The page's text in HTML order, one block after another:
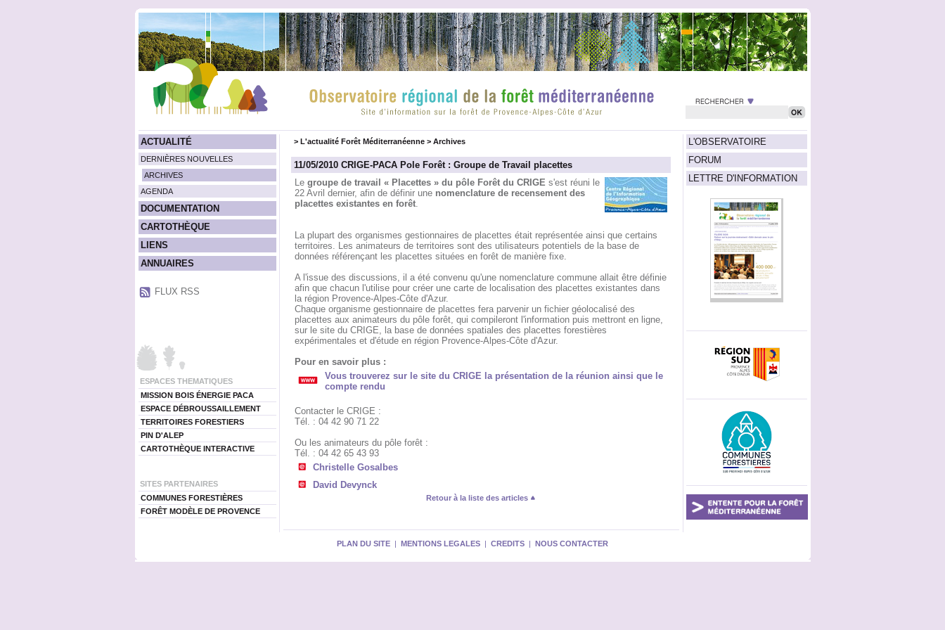
ACTUALITÉ
DERNIÈRES NOUVELLES
ARCHIVES
AGENDA
DOCUMENTATION
CARTOTHÈQUE
LIENS
ANNUAIRES
FLUX RSS
ESPACES THEMATIQUES
MISSION BOIS ÉNERGIE PACA
ESPACE DÉBROUSSAILLEMENT
TERRITOIRES FORESTIERS
PIN D'ALEP
CARTOTHÈQUE INTERACTIVE
SITES PARTENAIRES
COMMUNES FORESTIÈRES
FORÊT MODÈLE DE PROVENCE
L'OBSERVATOIRE
FORUM
LETTRE D'INFORMATION
> L'actualité Forêt Méditerranéenne> Archives
11/05/2010 CRIGE-PACA Pole Forêt : Groupe de Travail placettes
Le groupe de travail « Placettes » du pôle Forêt du CRIGE s'est réuni le
22 Avril dernier, afin de définir une nomenclature de recensement des
placettes existantes en forêt.
La plupart des organismes gestionnaires de placettes était représentée ainsi que certains
territoires. Les animateurs de territoires sont des utilisateurs potentiels de la base de
données référençant les placettes situées en forêt de manière fixe.
A l'issue des discussions, il a été convenu qu'une nomenclature commune allait être définie
afin que chacun l'utilise pour créer une carte de localisation des placettes existantes dans
la région Provence-Alpes-Côte d'Azur.
Chaque organisme gestionnaire de placettes fera parvenir un fichier géolocalisé des
placettes aux animateurs du pôle forêt, qui compileront l'information puis mettront en ligne,
sur le site du CRIGE, la base de données spatiales des placettes forestières
expérimentales et d'étude en région Provence-Alpes-Côte d'Azur.
Pour en savoir plus :
Vous trouverez sur le site du CRIGE la présentation de la réunion ainsi que le
compte rendu
Contacter le CRIGE :
Tél. : 04 42 90 71 22
Ou les animateurs du pôle forêt :
Tél. : 04 42 65 43 93
Christelle Gosalbes
David Devynck
Retour à la liste des articles
PLAN DU SITE | MENTIONS LEGALES | CREDITS | NOUS CONTACTER